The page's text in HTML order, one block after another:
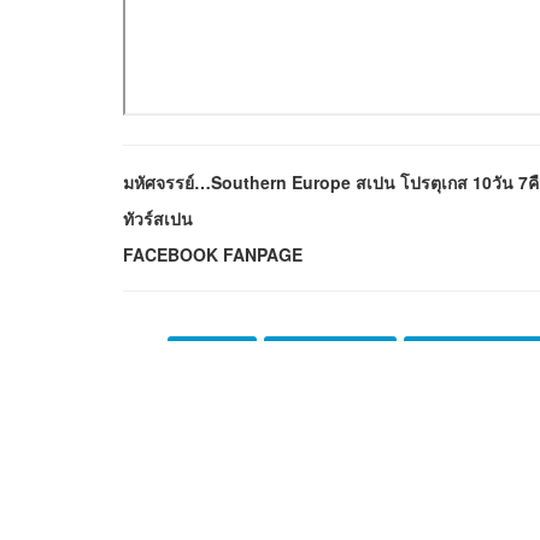
มหัศจรรย์…Southern Europe สเปน โปรตุเกส 10วัน 7
ทัวร์สเปน
FACEBOOK FANPAGE